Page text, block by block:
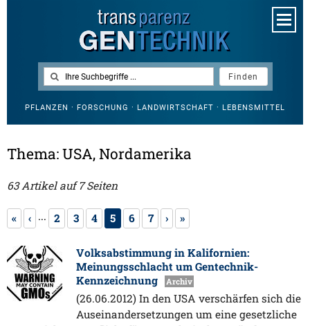
PFLANZEN · FORSCHUNG · LANDWIRTSCHAFT · LEBENSMITTEL
Thema: USA, Nordamerika
63 Artikel auf 7 Seiten
« ‹ ... 2 3 4 5 6 7 › »
Volksabstimmung in Kalifornien:
Meinungsschlacht um Gentechnik-
Kennzeichnung
Archiv
(26.06.2012) In den USA verschärfen sich die
Auseinandersetzungen um eine gesetzliche